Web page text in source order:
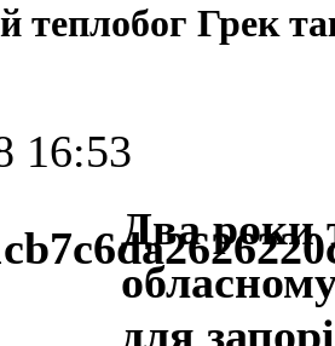
теплобог Грек
16:53
Два роки
для